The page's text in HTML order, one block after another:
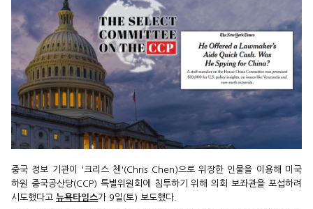
중국 정보 기관이 '크리스 첸'(Chris Chen)으로 위장한 인물을 이용해 미국
하원 중국공산당(CCP) 특별위원회에 침투하기 위해 의회 보좌관을 포섭하려
시도했다고 뉴욕타임스가 9일(토) 보도했다.